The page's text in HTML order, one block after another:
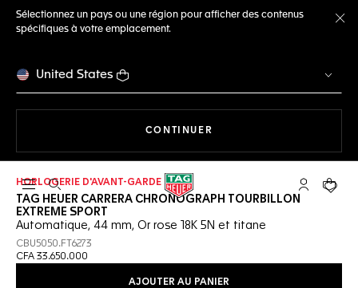
Sélectionnez un pays ou une région pour afficher des contenus
spécifiques à votre emplacement.
United States
CONTINUER
Ouvrir la barre de recherche Compte My
Votre
HORLOGERIE D'AVANT-GARDE
TAG HEUER CARRERA CHRONOGRAPH TOURBILLON
EXTREME SPORT
Automatique, 44 mm, Or rose 18K 5N et titane
CBU5050.FT6273
CFA 33.650.000
AJOUTER AU PANIER